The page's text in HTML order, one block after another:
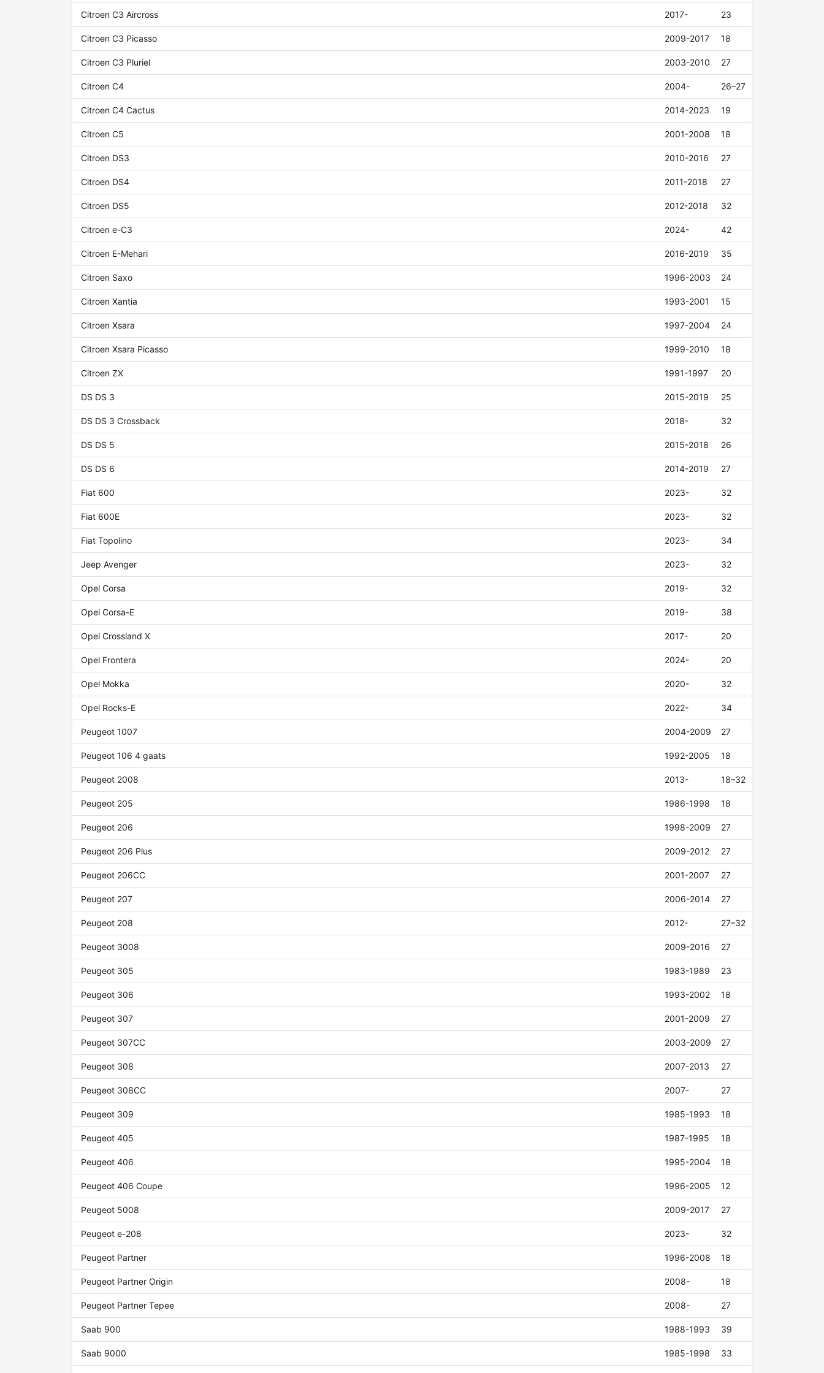
Citroen C3 Aircross 2017- 23
Citroen C3 Picasso 2009-2017 18
Citroen C3 Pluriel 2003-2010 27
Citroen C4 2004- 26–27
Citroen C4 Cactus 2014-2023 19
Citroen C5 2001-2008 18
Citroen DS3 2010-2016 27
Citroen DS4 2011-2018 27
Citroen DS5 2012-2018 32
Citroen e-C3 2024- 42
Citroen E-Mehari 2016-2019 35
Citroen Saxo 1996-2003 24
Citroen Xantia 1993-2001 15
Citroen Xsara 1997-2004 24
Citroen Xsara Picasso 1999-2010 18
Citroen ZX 1991-1997 20
DS DS 3 2015-2019 25
DS DS 3 Crossback 2018- 32
DS DS 5 2015-2018 26
DS DS 6 2014-2019 27
Fiat 600 2023- 32
Fiat 600E 2023- 32
Fiat Topolino 2023- 34
Jeep Avenger 2023- 32
Opel Corsa 2019- 32
Opel Corsa-E 2019- 38
Opel Crossland X 2017- 20
Opel Frontera 2024- 20
Opel Mokka 2020- 32
Opel Rocks-E 2022- 34
Peugeot 1007 2004-2009 27
Peugeot 106 4 gaats 1992-2005 18
Peugeot 2008 2013- 18–32
Peugeot 205 1986-1998 18
Peugeot 206 1998-2009 27
Peugeot 206 Plus 2009-2012 27
Peugeot 206CC 2001-2007 27
Peugeot 207 2006-2014 27
Peugeot 208 2012- 27–32
Peugeot 3008 2009-2016 27
Peugeot 305 1983-1989 23
Peugeot 306 1993-2002 18
Peugeot 307 2001-2009 27
Peugeot 307CC 2003-2009 27
Peugeot 308 2007-2013 27
Peugeot 308CC 2007- 27
Peugeot 309 1985-1993 18
Peugeot 405 1987-1995 18
Peugeot 406 1995-2004 18
Peugeot 406 Coupe 1996-2005 12
Peugeot 5008 2009-2017 27
Peugeot e-208 2023- 32
Peugeot Partner 1996-2008 18
Peugeot Partner Origin 2008- 18
Peugeot Partner Tepee 2008- 27
Saab 900 1988-1993 39
Saab 9000 1985-1998 33